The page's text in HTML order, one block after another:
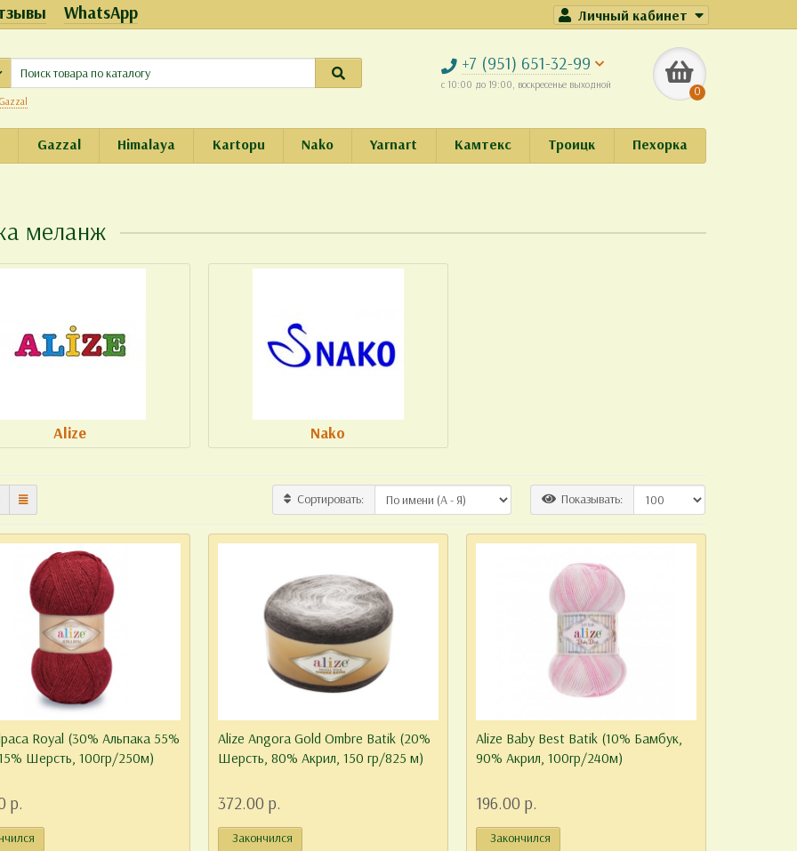
Личный кабинет
WhatsApp
+7 (951) 651-32-99
с 10:00 до 19:00, воскресенье выходной 0
Gazzal
Gazzal Himalaya Kartopu Nako Yarnart Камтекс Троицк Пехорка
покупателей
покупатели. Чтобы улучшить
магазина, и учесть ..
Пряжа Ализе недорого. Весна - это особое
время года. И не только по..
Читать далее... 05.03.2021
меланж
Alize Nako
Сортировать: Показывать:
Royal (30% Альпака 55%
Шерсть, 100гр/250м)
р.
Alize Angora Gold Ombre Batik (20%
Шерсть, 80% Акрил, 150 гр/825 м)
372.00 р.
Закончился
Alize Baby Best Batik (10% Бамбук,
90% Aкрил, 100гр/240м)
196.00 р.
Закончился